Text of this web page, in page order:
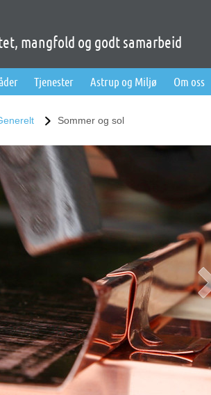
mangfold og godt samarbeid
Tjenester Astrup og Miljø Om oss
Sommer og sol